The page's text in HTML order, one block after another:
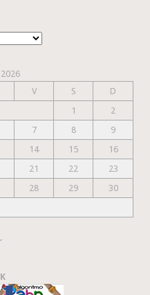
V S
D
1
2
7 8
9
14 15
16
21 22
23
28 29
30